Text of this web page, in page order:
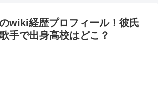
wiki経歴プロフィール！彼氏
手で出身高校はどこ？